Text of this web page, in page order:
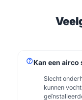
helpKan een
Slecht
kunnen